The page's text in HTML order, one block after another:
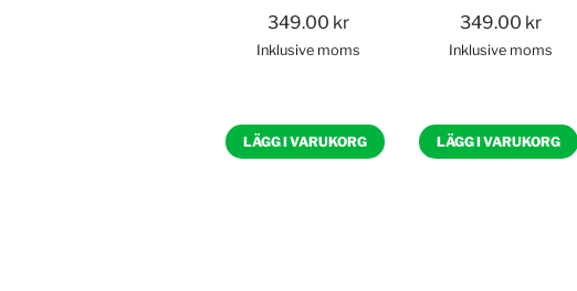
349.00 kr
Inklusive moms
LÄGG I VARUKORG
349.00 kr
Inklusive moms
LÄGG I VARUKORG